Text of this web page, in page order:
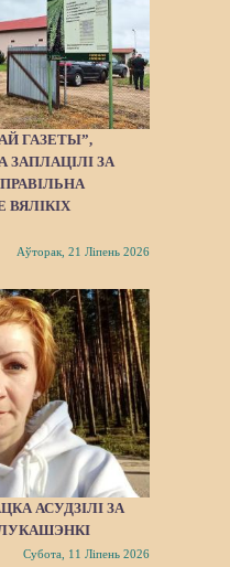
ГАЗЕТЫ”,
ЗАПЛАЦІЛІ ЗА
ВЯЛІКІХ
Аўторак, 21 Ліпень 2026
АСУДЗІЛІ ЗА
Субота, 11 Ліпень 2026